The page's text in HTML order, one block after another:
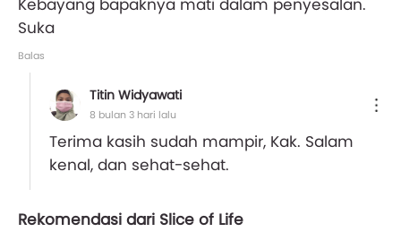
Kebayang bapaknya mati dalam penyesalan.
Suka
Balas
Titin Widyawati
8 bulan 3 hari lalu
Terima kasih sudah mampir, Kak. Salam
kenal, dan sehat-sehat.
Rekomendasi dari Slice of Life